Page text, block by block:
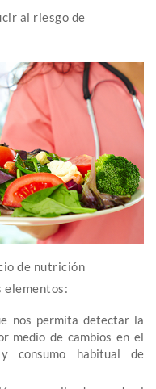
al riesgo de
de nutrición
elementos:
nos permita detectar la
medio de cambios en el
consumo habitual de